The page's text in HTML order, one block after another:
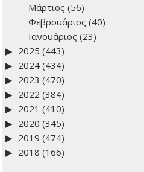
Μάρτιος (56)
Φεβρουάριος (40)
Ιανουάριος (23)
2025 (443)
2024 (434)
2023 (470)
2022 (384)
2021 (410)
2020 (345)
2019 (474)
2018 (166)